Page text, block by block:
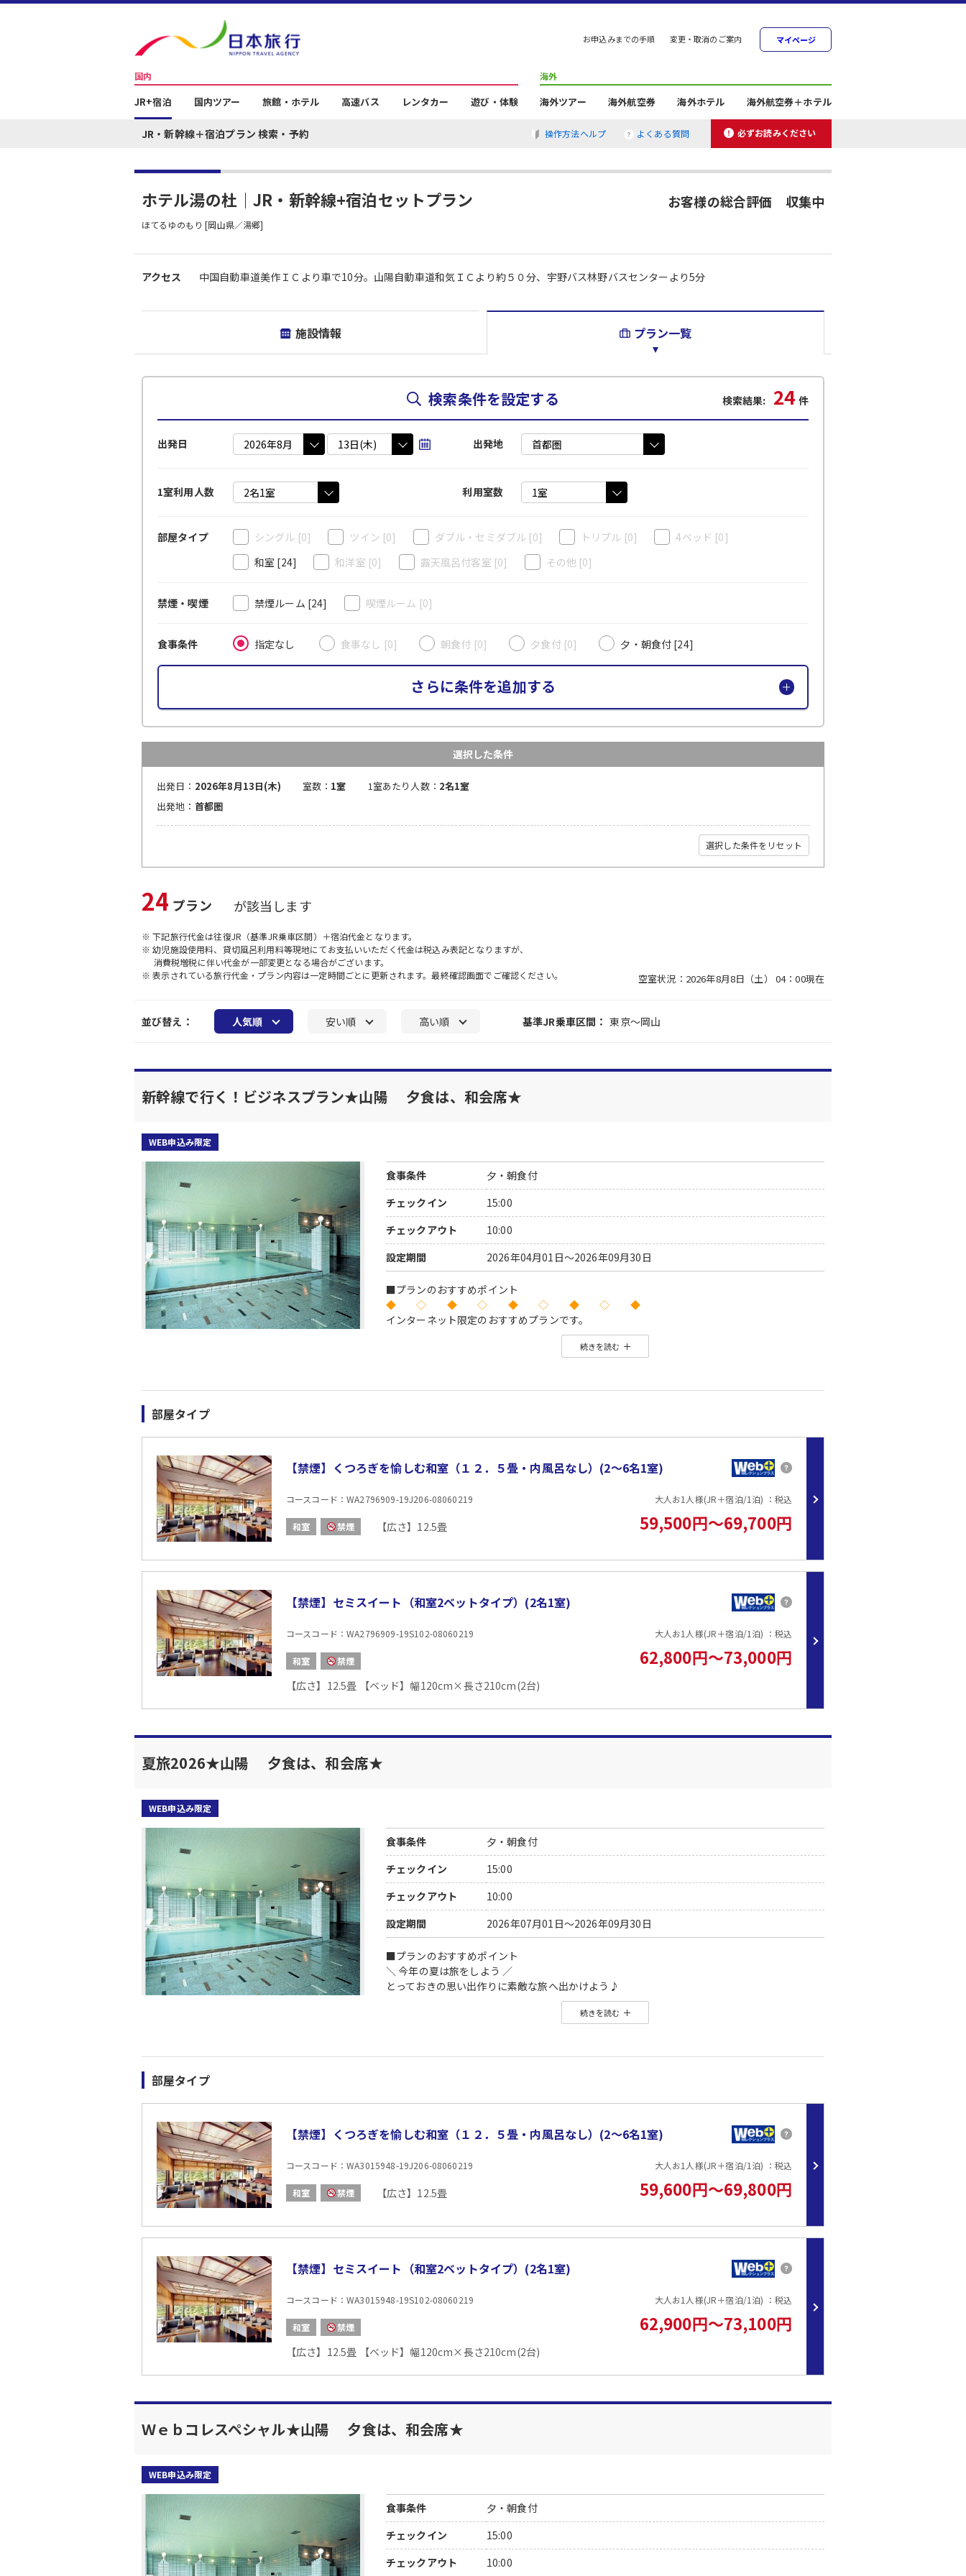
お申込みまでの手順 変更・取消のご案内 マイページ
国内
JR+宿泊 国内ツアー 旅館・ホテル 高速バス レンタカー 遊び・体験
海外
海外ツアー 海外航空券 海外ホテル 海外航空券＋ホテル
JR・新幹線＋宿泊プラン 検索・予約 操作方法ヘルプ よくある質問 必ずお読みください
ホテル湯の杜｜JR・新幹線+宿泊セットプラン
ほてるゆのもり [岡山県／湯郷]
お客様の総合評価 収集中
アクセス 中国自動車道美作ＩＣより車で10分。山陽自動車道和気ＩＣより約５０分、宇野バス林野バスセンターより5分
施設情報 プラン一覧
検索条件を設定する 検索結果: 24 件
出発日 出発地
1室利用人数 利用室数
部屋タイプ シングル [0] ツイン [0] ダブル・セミダブル [0] トリプル [0] 4ベッド [0]
和室 [24] 和洋室 [0] 露天風呂付客室 [0] その他 [0]
禁煙・喫煙 禁煙ルーム [24] 喫煙ルーム [0]
食事条件 指定なし 食事なし [0] 朝食付 [0] 夕食付 [0] 夕・朝食付 [24]
さらに条件を追加する
選択した条件
出発日： 2026年8月13日(木) 室数： 1室 1室あたり人数： 2名1室
出発地： 首都圏
選択した条件をリセット
24 プラン が該当します
※ 下記旅行代金は往復JR（基準JR乗車区間）＋宿泊代金となります。
※ 幼児施設使用料、貸切風呂利用料等現地にてお支払いいただく代金は税込み表記となりますが、
消費税増税に伴い代金が一部変更となる場合がございます。
※ 表示されている旅行代金・プラン内容は一定時間ごとに更新されます。最終確認画面でご確認ください。
空室状況：2026年8月8日（土） 04：00現在
並び替え： 人気順 安い順 高い順 基準JR乗車区間： 東京～岡山
新幹線で行く！ビジネスプラン★山陽 夕食は、和会席★
WEB申込み限定
食事条件
夕・朝食付
チェックイン
15:00
チェックアウト
10:00
設定期間
2026年04月01日～2026年09月30日
■プランのおすすめポイント
◆ ◇ ◆ ◇ ◆ ◇ ◆ ◇ ◆
インターネット限定のおすすめプランです。
※店頭・電話・メールでのお問合せや申込みは出来ません。
◆ ◇ ◆ ◇ ◆ ◇ ◆ ◇ ◆
場所:
和会席
場所:
内容:
続きを読む
部屋タイプ
【禁煙】くつろぎを愉しむ和室（１２．５畳・内風呂なし）(2〜6名1室)
コースコード：WA2796909-19J206-08060219
和室 禁煙 【広さ】12.5畳
大人お1人様(JR＋宿泊/1泊) ：税込
59,500円～69,700円
【禁煙】セミスイート（和室2ベットタイプ）(2名1室)
コースコード：WA2796909-19S102-08060219
和室 禁煙
【広さ】12.5畳 【ベッド】幅120cm×長さ210cm(2台)
大人お1人様(JR＋宿泊/1泊) ：税込
62,800円～73,000円
夏旅2026★山陽 夕食は、和会席★
WEB申込み限定
食事条件
夕・朝食付
チェックイン
15:00
チェックアウト
10:00
設定期間
2026年07月01日～2026年09月30日
■プランのおすすめポイント
＼ 今年の夏は旅をしよう ／
とっておきの思い出作りに素敵な旅へ出かけよう♪
【2026年】夏休み・お盆おすすめ国内旅行特集
その他（食事処または広間）
■朝食
その他（食事処または広間）
ビュッフェ又は朝御膳
続きを読む
部屋タイプ
【禁煙】くつろぎを愉しむ和室（１２．５畳・内風呂なし）(2〜6名1室)
コースコード：WA3015948-19J206-08060219
和室 禁煙 【広さ】12.5畳
大人お1人様(JR＋宿泊/1泊) ：税込
59,600円～69,800円
【禁煙】セミスイート（和室2ベットタイプ）(2名1室)
コースコード：WA3015948-19S102-08060219
和室 禁煙
【広さ】12.5畳 【ベッド】幅120cm×長さ210cm(2台)
大人お1人様(JR＋宿泊/1泊) ：税込
62,900円～73,100円
Ｗｅｂコレスペシャル★山陽 夕食は、和会席★
WEB申込み限定
食事条件
夕・朝食付
チェックイン
15:00
チェックアウト
10:00